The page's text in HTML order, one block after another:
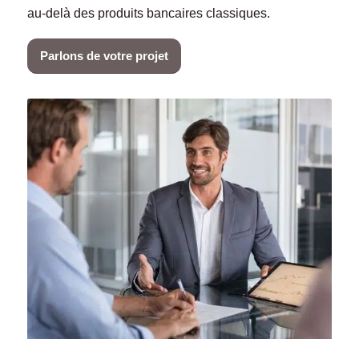
au-delà des produits bancaires classiques.
Parlons de votre projet